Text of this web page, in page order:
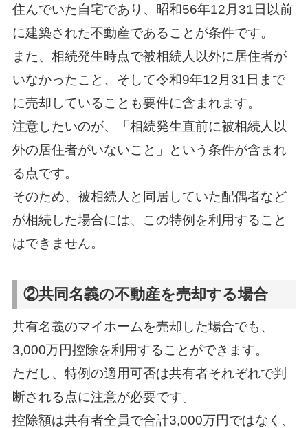
住んでいた自宅であり、昭和56年12月31日以前
に建築された不動産であることが条件です。
また、相続発生時点で被相続人以外に居住者が
いなかったこと、そして令和9年12月31日まで
に売却していることも要件に含まれます。
注意したいのが、「相続発生直前に被相続人以
外の居住者がいないこと」という条件が含まれ
る点です。
そのため、被相続人と同居していた配偶者など
が相続した場合には、この特例を利用すること
はできません。
②共同名義の不動産を売却する場合
共有名義のマイホームを売却した場合でも、
3,000万円控除を利用することができます。
ただし、特例の適用可否は共有者それぞれで判
断される点に注意が必要です。
控除額は共有者全員で合計3,000万円ではなく、